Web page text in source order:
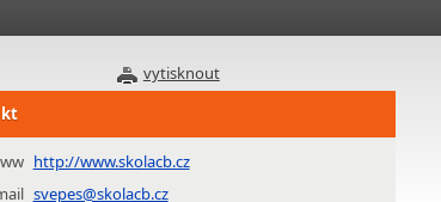
vytisknout
http://www.skolacb.cz
svepes@skolacb.cz